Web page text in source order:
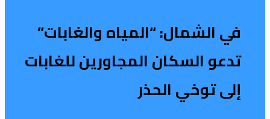
في الشمال: “المياه والغابات”
تدعو السكان المجاورين للغابات
إلى توخي الحذر